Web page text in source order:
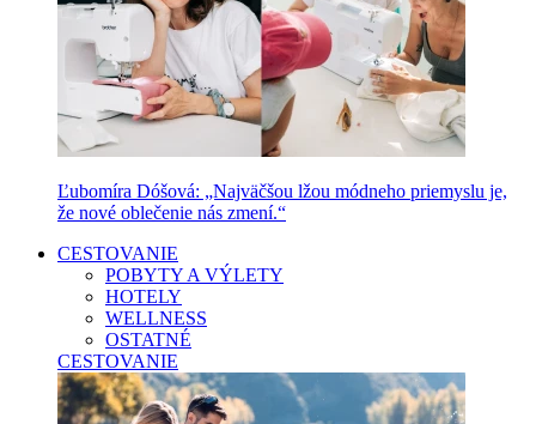
Ľubomíra Dóšová: „Najväčšou lžou módneho priemyslu je,
že nové oblečenie nás zmení.“
CESTOVANIE
POBYTY A VÝLETY
HOTELY
WELLNESS
OSTATNÉ
CESTOVANIE